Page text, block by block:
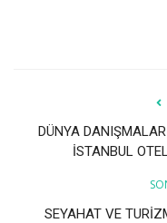
DÜNYA
İSTANBUL
SEYAHAT VE